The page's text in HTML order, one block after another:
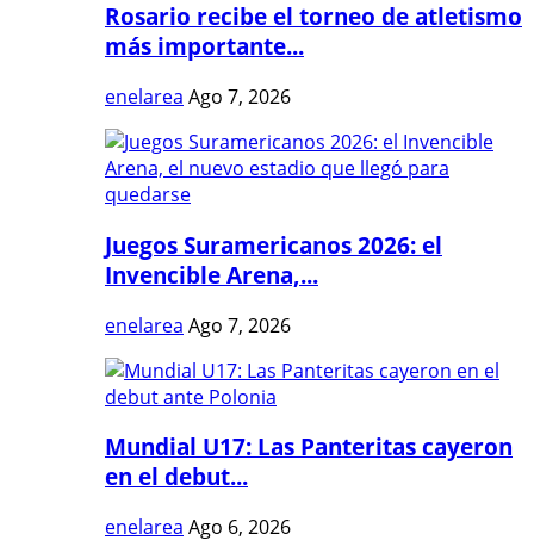
Rosario recibe el torneo de atletismo
más importante...
enelarea Ago 7, 2026
Juegos Suramericanos 2026: el
Invencible Arena,...
enelarea Ago 7, 2026
Mundial U17: Las Panteritas cayeron
en el debut...
enelarea Ago 6, 2026